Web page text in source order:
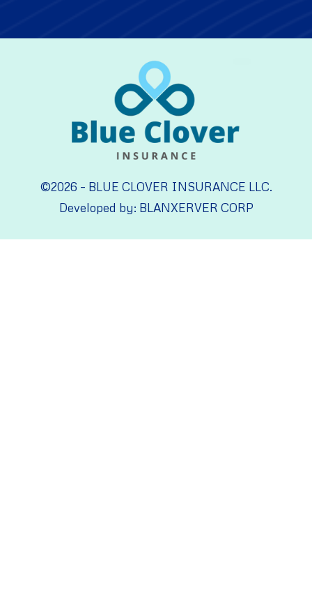
©2026 – BLUE CLOVER INSURANCE LLC.
Developed by: BLANXERVER CORP